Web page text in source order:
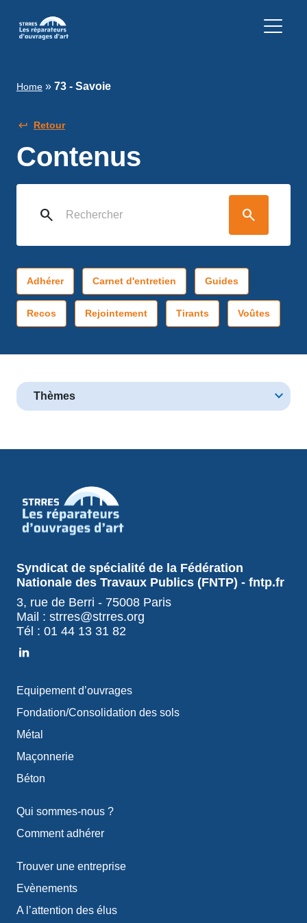
Home » 73 - Savoie
Retour
Contenus
search search
Adhérer Carnet d'entretien Guides
Recos Rejointement Tirants Voûtes
Thèmes
Syndicat de spécialité de la Fédération
Nationale des Travaux Publics (FNTP) - fntp.fr
3, rue de Berri - 75008 Paris
Mail : strres@strres.org
Tél : 01 44 13 31 82
Equipement d’ouvrages
Fondation/Consolidation des sols
Métal
Maçonnerie
Béton
Qui sommes-nous ?
Comment adhérer
Trouver une entreprise
Evènements
A l’attention des élus